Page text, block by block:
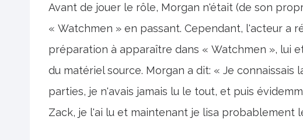
Avant de jouer le rôle, Morgan n'était (de son
« Watchmen » en passant. Cependant, l'acteur a
préparation à apparaître dans « Watchmen », lui
du matériel source. Morgan a dit: « Je connaissais
parties, je n'avais jamais lu le tout, et puis
Zack, je l'ai lu et maintenant je lisa probablement